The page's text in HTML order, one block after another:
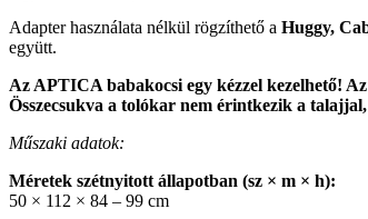
Adapter használata nélkül rögzíthető a Huggy,
együtt.
Az APTICA babakocsi egy kézzel kezelhető!
Összecsukva a tolókar nem érintkezik a
Műszaki adatok:
Méretek szétnyitott állapotban (sz × m × h):
50 × 112 × 84 – 99 cm